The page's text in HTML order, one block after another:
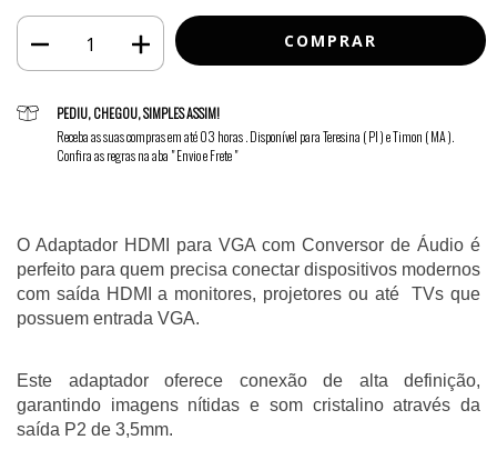
PEDIU, CHEGOU, SIMPLES ASSIM!
Receba as suas compras em até 03 horas . Disponível para Teresina ( PI ) e Timon ( MA ).
Confira as regras na aba " Envio e Frete "
O Adaptador HDMI para VGA com Conversor de Áudio é
perfeito para quem precisa conectar dispositivos modernos
com saída HDMI a monitores, projetores ou até  TVs que
possuem entrada VGA.
Este adaptador oferece conexão de alta definição,
garantindo imagens nítidas e som cristalino através da
saída P2 de 3,5mm.